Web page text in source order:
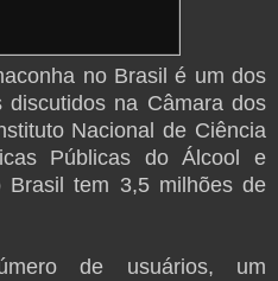
no Brasil é um dos
discutidos na Câmara dos
Nacional de Ciência
Públicas do Álcool e
Brasil tem 3,5 milhões de
de usuários, um